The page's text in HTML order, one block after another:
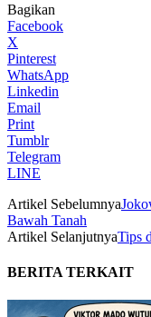
Bagikan
Facebook
X
Pinterest
WhatsApp
Linkedin
Email
Print
Tumblr
Telegram
LINE
Artikel Sebelumnya
Bawah Tanah
Artikel SelanjutnyaTips
BERITA TERKAIT